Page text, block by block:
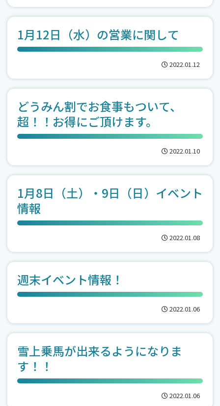
1月12日（水）の営業に関して
2022.01.12
どうみん割でお食事もついて、
超！！お得にご頂けます。
2022.01.10
1月8日（土）・9日（日）イベント
情報
2022.01.08
週末イベント情報！
2022.01.06
雪上乗馬が出来るようになりま
す！！
2022.01.06